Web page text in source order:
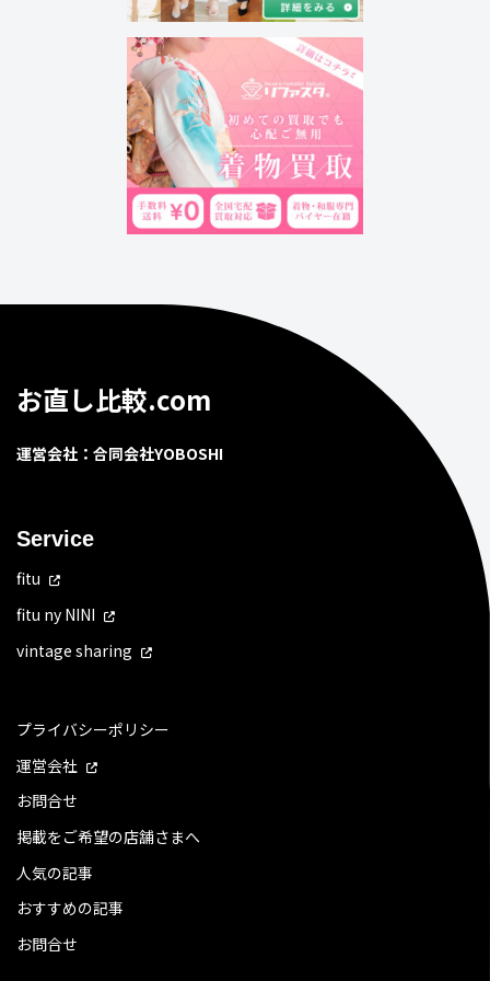
お直し比較.com
運営会社：合同会社YOBOSHI
Service
fitu
fitu ny NINI
vintage sharing
プライバシーポリシー
運営会社
お問合せ
掲載をご希望の店舗さまへ
人気の記事
おすすめの記事
お問合せ